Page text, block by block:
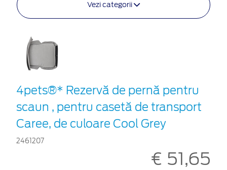
Vezi categorii
4pets®* Rezervă de pernă pentru
scaun , pentru casetă de transport
Caree, de culoare Cool Grey
2461207
€ 51,65